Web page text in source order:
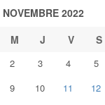
NOVEMBRE 2022
M J V S
2 3 4 5
9 10 11 12